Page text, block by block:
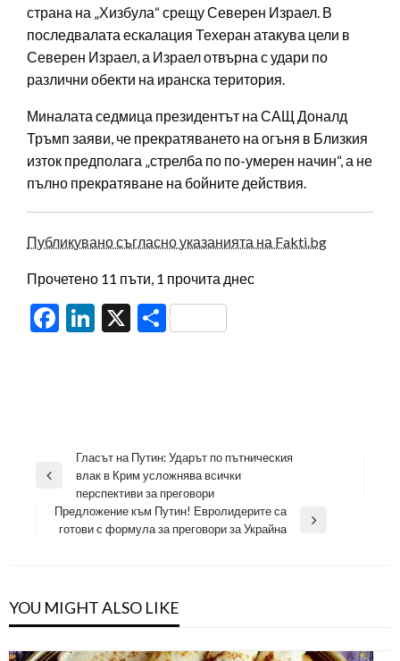
страна на „Хизбула“ срещу Северен Израел. В
последвалата ескалация Техеран атакува цели в
Северен Израел, а Израел отвърна с удари по
различни обекти на иранска територия.
Миналата седмица президентът на САЩ Доналд
Тръмп заяви, че прекратяването на огъня в Близкия
изток предполага „стрелба по по-умерен начин“, а не
пълно прекратяване на бойните действия.
Публикувано съгласно указанията на Fakti.bg
Прочетено 11 пъти, 1 прочита днес
Facebook
LinkedIn
X Share
Навигация
Previous
Гласът на Путин: Ударът по пътническия
влак в Крим усложнява всички
перспективи за преговори
Next
Предложение към Путин! Евролидерите са
готови с формула за преговори за Украйна
YOU MIGHT ALSO LIKE